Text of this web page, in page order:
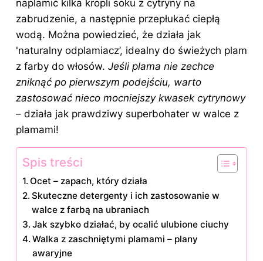
naplamić kilka kropli soku z cytryny na
zabrudzenie, a następnie przepłukać ciepłą
wodą. Można powiedzieć, że działa jak
'naturalny odplamiacz’, idealny do świeżych plam
z farby do włosów. Jeśli plama nie zechce
zniknąć po pierwszym podejściu, warto
zastosować nieco mocniejszy kwasek cytrynowy
– działa jak prawdziwy superbohater w walce z
plamami!
Spis treści
Ocet – zapach, który działa
Skuteczne detergenty i ich zastosowanie w
walce z farbą na ubraniach
Jak szybko działać, by ocalić ulubione ciuchy
Walka z zaschniętymi plamami – plany
awaryjne